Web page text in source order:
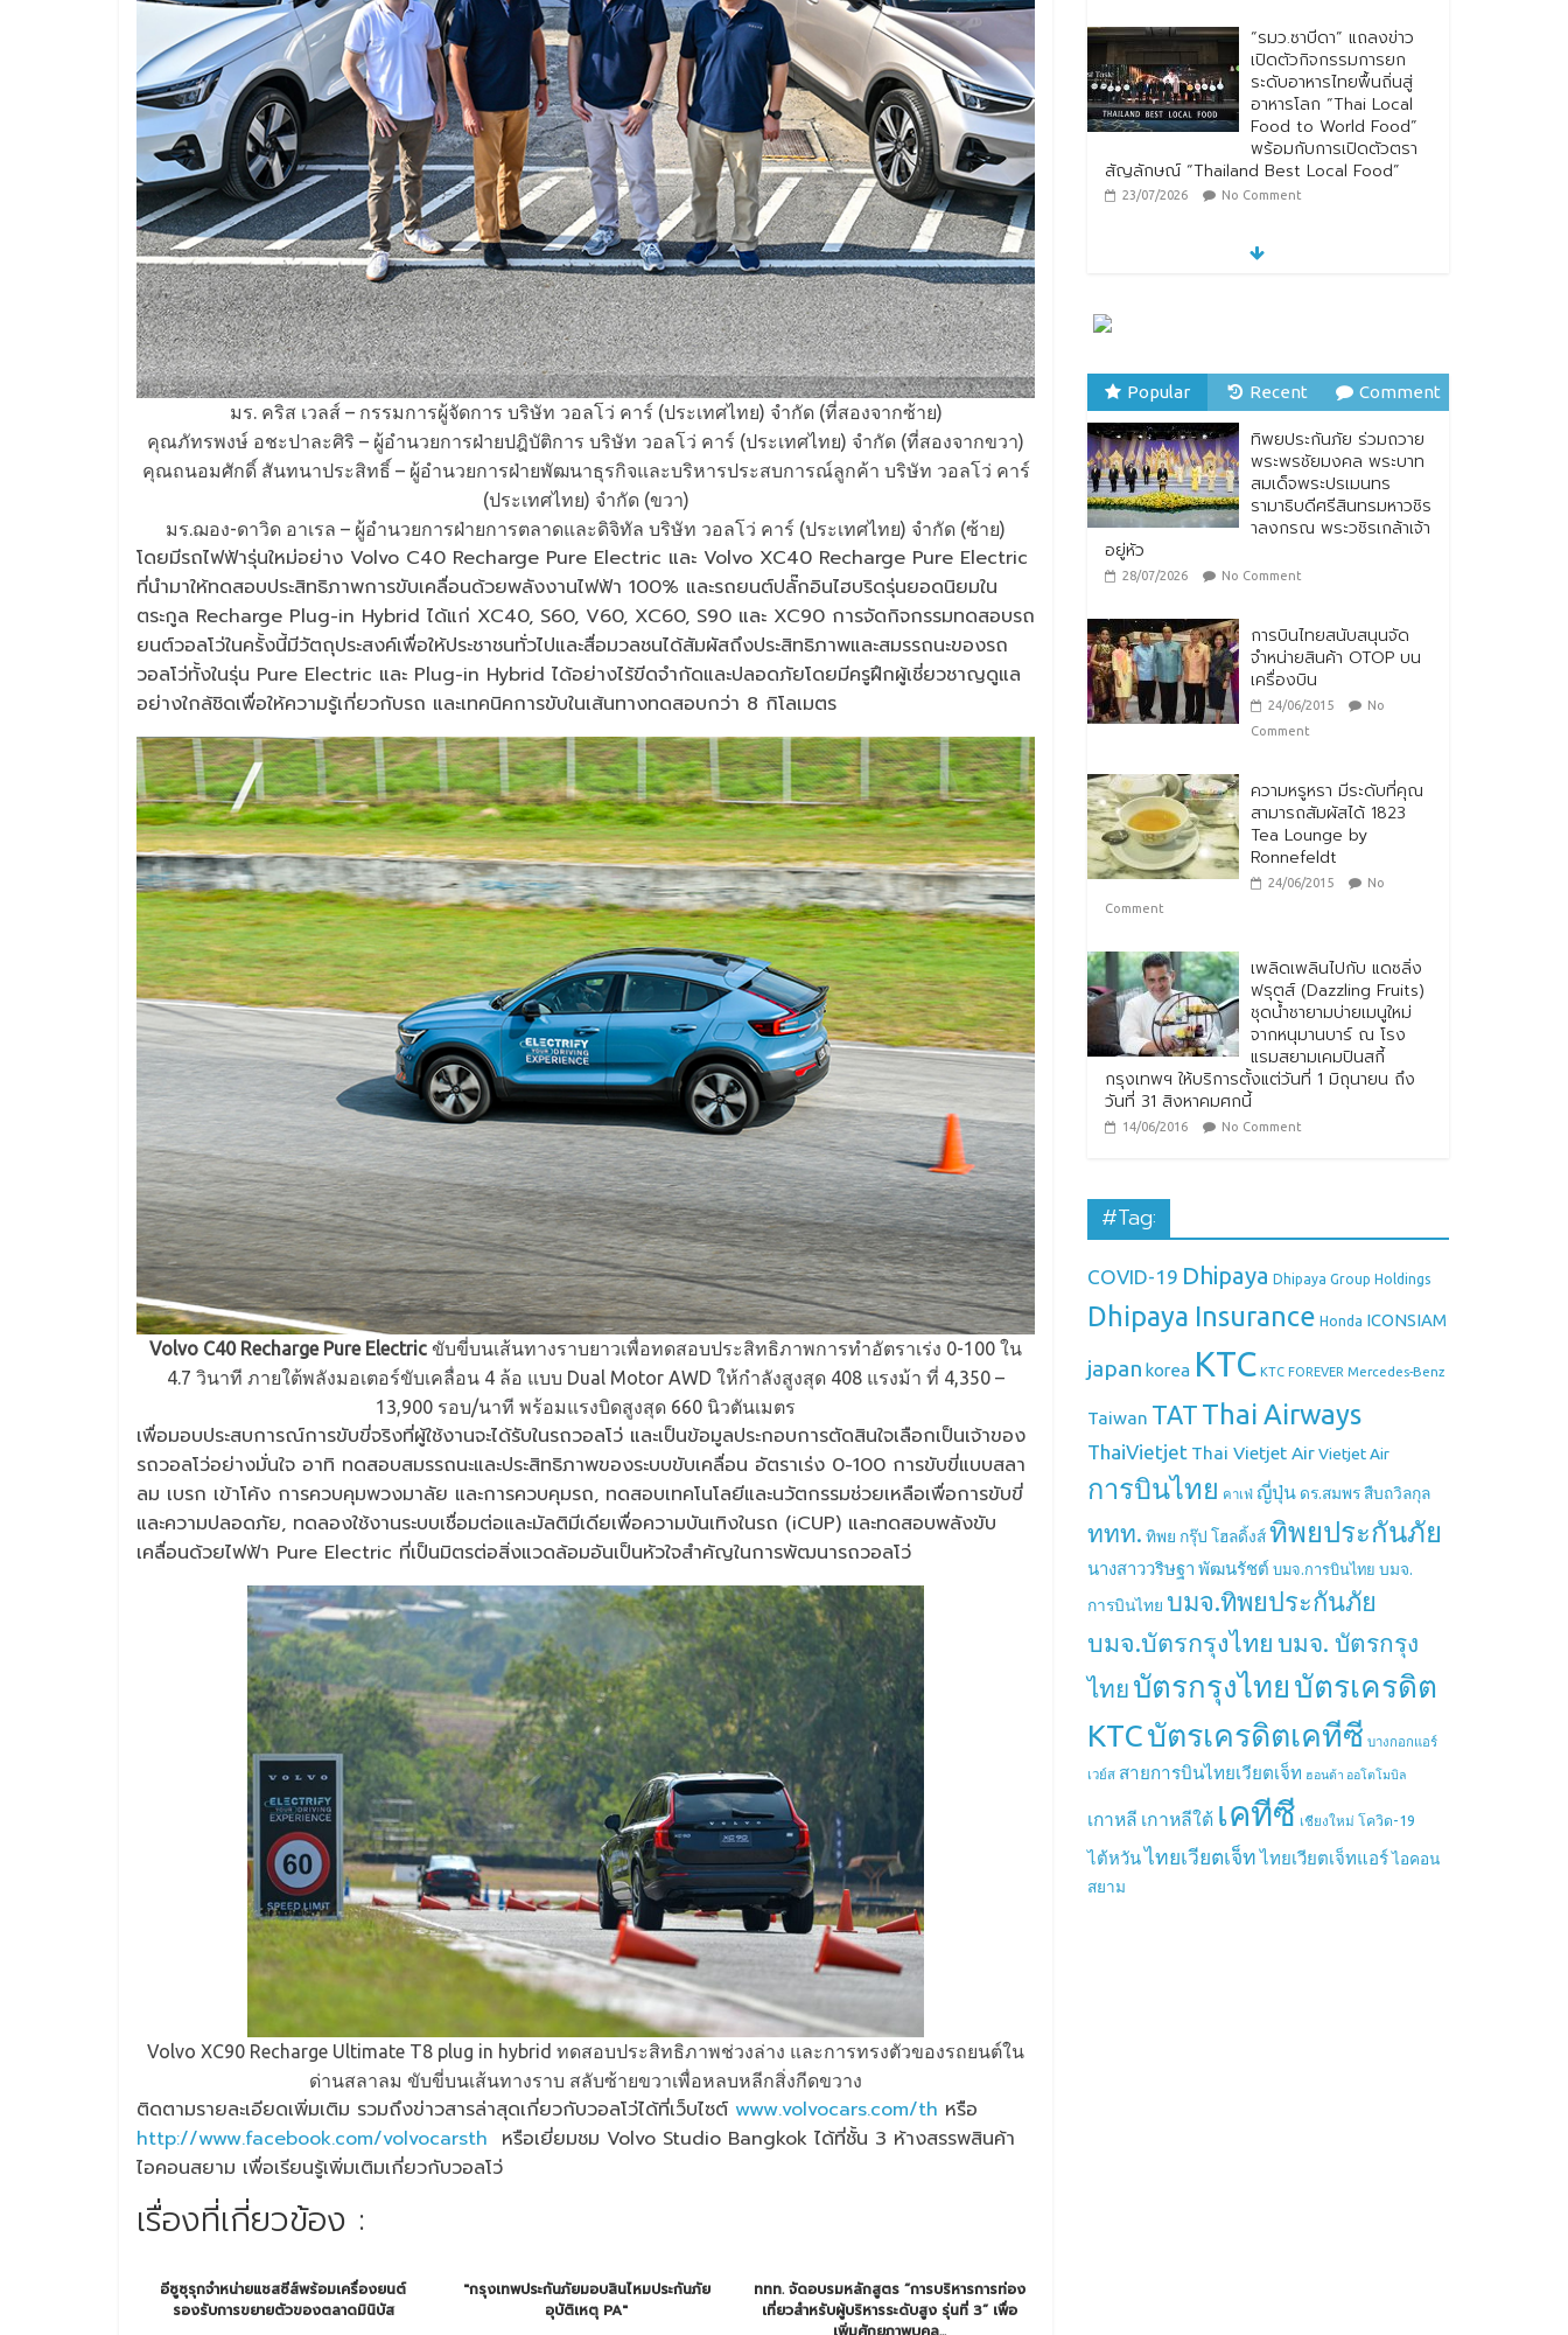
มร. คริส เวลส์ – กรรมการผู้จัดการ บริษัท วอลโว่ คาร์ (ประเทศไทย) จำกัด (ที่สองจากซ้าย)
คุณภัทรพงษ์ อชะปาละศิริ – ผู้อำนวยการฝ่ายปฎิบัติการ บริษัท วอลโว่ คาร์ (ประเทศไทย) จำกัด (ที่สองจากขวา)
คุณถนอมศักดิ์ สันทนาประสิทธิ์ – ผู้อำนวยการฝ่ายพัฒนาธุรกิจและบริหารประสบการณ์ลูกค้า บริษัท วอลโว่ คาร์
(ประเทศไทย) จำกัด (ขวา)
มร.ฌอง-ดาวิด อาเรล – ผู้อำนวยการฝ่ายการตลาดและดิจิทัล บริษัท วอลโว่ คาร์ (ประเทศไทย) จำกัด (ซ้าย)
โดยมีรถไฟฟ้ารุ่นใหม่อย่าง Volvo C40 Recharge Pure Electric และ Volvo XC40 Recharge Pure Electric
ที่นำมาให้ทดสอบประสิทธิภาพการขับเคลื่อนด้วยพลังงานไฟฟ้า 100% และรถยนต์ปลั๊กอินไฮบริดรุ่นยอดนิยมใน
ตระกูล Recharge Plug-in Hybrid ได้แก่ XC40, S60, V60, XC60, S90 และ XC90 การจัดกิจกรรมทดสอบรถ
ยนต์วอลโว่ในครั้งนี้มีวัตถุประสงค์เพื่อให้ประชาชนทั่วไปและสื่อมวลชนได้สัมผัสถึงประสิทธิภาพและสมรรถนะของรถ
วอลโว่ทั้งในรุ่น Pure Electric และ Plug-in Hybrid ได้อย่างไร้ขีดจำกัดและปลอดภัยโดยมีครูฝึกผู้เชี่ยวชาญดูแล
อย่างใกล้ชิดเพื่อให้ความรู้เกี่ยวกับรถ และเทคนิคการขับในเส้นทางทดสอบกว่า 8 กิโลเมตร
Volvo C40 Recharge Pure Electric ขับขี่บนเส้นทางราบยาวเพื่อทดสอบประสิทธิภาพการทำอัตราเร่ง 0-100 ใน
4.7 วินาที ภายใต้พลังมอเตอร์ขับเคลื่อน 4 ล้อ แบบ Dual Motor AWD ให้กำลังสูงสุด 408 แรงม้า ที่ 4,350 –
13,900 รอบ/นาที พร้อมแรงบิดสูงสุด 660 นิวตันเมตร
เพื่อมอบประสบการณ์การขับขี่จริงที่ผู้ใช้งานจะได้รับในรถวอลโว่ และเป็นข้อมูลประกอบการตัดสินใจเลือกเป็นเจ้าของ
รถวอลโว่อย่างมั่นใจ อาทิ ทดสอบสมรรถนะและประสิทธิภาพของระบบขับเคลื่อน อัตราเร่ง 0-100 การขับขี่แบบสลา
ลม เบรก เข้าโค้ง การควบคุมพวงมาลัย และการควบคุมรถ, ทดสอบเทคโนโลยีและนวัตกรรมช่วยเหลือเพื่อการขับขี่
และความปลอดภัย, ทดลองใช้งานระบบเชื่อมต่อและมัลติมีเดียเพื่อความบันเทิงในรถ (iCUP) และทดสอบพลังขับ
เคลื่อนด้วยไฟฟ้า Pure Electric ที่เป็นมิตรต่อสิ่งแวดล้อมอันเป็นหัวใจสำคัญในการพัฒนารถวอลโว่
Volvo XC90 Recharge Ultimate T8 plug in hybrid ทดสอบประสิทธิภาพช่วงล่าง และการทรงตัวของรถยนต์ใน
ด่านสลาลม ขับขี่บนเส้นทางราบ สลับซ้ายขวาเพื่อหลบหลีกสิ่งกีดขวาง
ติดตามรายละเอียดเพิ่มเติม รวมถึงข่าวสารล่าสุดเกี่ยวกับวอลโว่ได้ที่เว็บไซต์ www.volvocars.com/th หรือ
http://www.facebook.com/volvocarsth หรือเยี่ยมชม Volvo Studio Bangkok ได้ที่ชั้น 3 ห้างสรรพสินค้า
ไอคอนสยาม เพื่อเรียนรู้เพิ่มเติมเกี่ยวกับวอลโว่
เรื่องที่เกี่ยวข้อง :
อีซูซุรุกจำหน่ายแชสซีส์พร้อมเครื่องยนต์
รองรับการขยายตัวของตลาดมินิบัส
"กรุงเทพประกันภัยมอบสินไหมประกันภัย
อุบัติเหตุ PA"
ททท. จัดอบรมหลักสูตร “การบริหารการท่อง
เที่ยวสำหรับผู้บริหารระดับสูง รุ่นที่ 3” เพื่อ
“รมว.ซาบีดา” แถลงข่าว
เปิดตัวกิจกรรมการยก
ระดับอาหารไทยพื้นถิ่นสู่
อาหารโลก “Thai Local
Food to World Food”
พร้อมกับการเปิดตัวตรา
สัญลักษณ์ “Thailand Best Local Food”
23/07/2026 No Comment
ทิพยประกันภัย ร่วมถวาย
28/07/2026 No Comment
ทิพยประกันภัย ผนึกกำลัง
ไปรษณีย์ไทย ต่อยอด
ความร่วมมือกว่า 10 ปี สู่
พันธมิตรเชิงกลยุทธ์ ยก
ระดับบริการดิจิทัลและการ
ประชาชน
Popular Recent Comment
ทิพยประกันภัย ร่วมถวาย
พระพรชัยมงคล พระบาท
สมเด็จพระปรเมนทร
รามาธิบดีศรีสินทรมหาวชิร
าลงกรณ พระวชิรเกล้าเจ้า
อยู่หัว
28/07/2026 No Comment
การบินไทยสนับสนุนจัด
จำหน่ายสินค้า OTOP บน
เครื่องบิน
24/06/2015
No
Comment
ความหรูหรา มีระดับที่คุณ
สามารถสัมผัสได้ 1823
Tea Lounge by
Ronnefeldt
24/06/2015
No
Comment
เพลิดเพลินไปกับ แดซลิ่ง
ฟรุตส์ (Dazzling Fruits)
ชุดน้ำชายามบ่ายเมนูใหม่
จากหนุมานบาร์ ณ โรง
แรมสยามเคมปินสกี้
กรุงเทพฯ ให้บริการตั้งแต่วันที่ 1 มิถุนายน ถึง
วันที่ 31 สิงหาคมศกนี้
14/06/2016 No Comment
#Tag:
COVID-19 Dhipaya Dhipaya Group Holdings
Dhipaya Insurance Honda ICONSIAM
japan korea KTC KTC FOREVER Mercedes-Benz
Taiwan TAT Thai Airways
ThaiVietjet Thai Vietjet AirVietjet Air
การบินไทย คาเฟ่ ญี่ปุ่น ดร.สมพร สืบถวิลกุล
ททท. ทิพย กรุ๊ป โฮลดิ้งส์ทิพยประกันภัย
นางสาววริษฐา พัฒนรัชต์ บมจ.การบินไทย บมจ.
การบินไทย บมจ.ทิพยประกันภัย
บมจ.บัตรกรุงไทย บมจ. บัตรกรุง
ไทย บัตรกรุงไทย บัตรเครดิต
KTCบัตรเครดิตเคทีซี บางกอกแอร์
เวย์ส สายการบินไทยเวียตเจ็ท ฮอนด้า ออโตโมบิล
เกาหลี เกาหลีใต้ เคทีซี เชียงใหม่ โควิด-19
ไต้หวันไทยเวียตเจ็ท ไทยเวียตเจ็ทแอร์ไอคอน
สยาม